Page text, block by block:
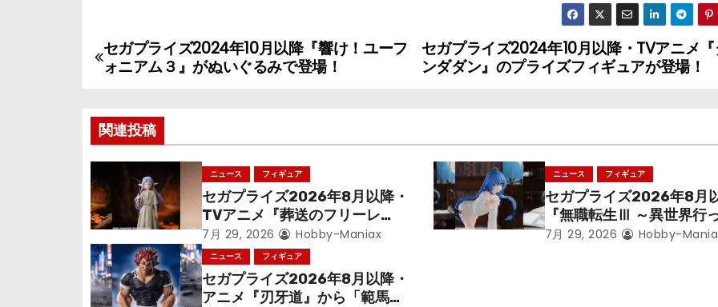
投
ナ
ビ
ゲ
ー
シ
ョ
セガプライズ2024年10月以降・TVアニメ
ンダダン』のプライズフィギュアが登場！
セガプライズ2024年10月以降『響け！ユーフ
ォニアム３』がぬいぐるみで登場！
関連投稿
ニュース フィギュア
セガプライズ2026年8月以降・
TVアニメ『葬送のフリーレ
ン』鉱山で300年働くことにな
っっちゃった「フリーレン」を
立体化！
7月 29, 2026 Hobby-Maniax
ニュース フィギュア
セガプライズ2026年8月
『無職転生Ⅲ ～異世界行
本気だす～』から「ロキ
7月 29, 2026 Hobby-
ニュース フィギュア
セガプライズ2026年8月以降・
アニメ『刃牙道』から「範馬勇